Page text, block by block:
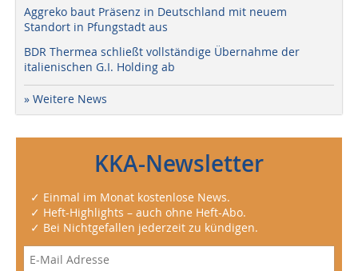
Aggreko baut Präsenz in Deutschland mit neuem
Standort in Pfungstadt aus
BDR Thermea schließt vollständige Übernahme der
italienischen G.I. Holding ab
» Weitere News
KKA-Newsletter
✓ Einmal im Monat kostenlose News.
✓ Heft-Highlights – auch ohne Heft-Abo.
✓ Bei Nichtgefallen jederzeit zu kündigen.